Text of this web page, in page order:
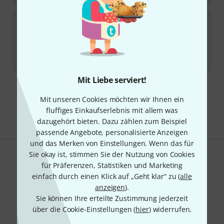
Mit Liebe serviert!
Mit unseren Cookies möchten wir Ihnen ein
fluffiges Einkaufserlebnis mit allem was
dazugehört bieten. Dazu zählen zum Beispiel
passende Angebote, personalisierte Anzeigen
und das Merken von Einstellungen. Wenn das für
Sie okay ist, stimmen Sie der Nutzung von Cookies
für Präferenzen, Statistiken und Marketing
einfach durch einen Klick auf „Geht klar“ zu (alle
anzeigen).
Sie können Ihre erteilte Zustimmung jederzeit
über die Cookie-Einstellungen (hier) widerrufen.
Hercules StandsHCBS-311B Music Stand B-Stock
Sofort lieferbar
Alle Preise inkl. MwSt.
Gefällt Ihnen, was Sie sehen?
Hilfe & Feedback